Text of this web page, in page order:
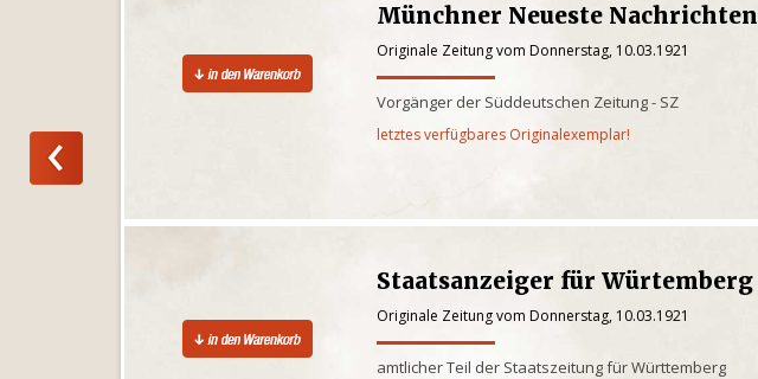
Münchner Neueste Nachrichten
Originale Zeitung vom Donnerstag, 10.03.1921
Vorgänger der Süddeutschen Zeitung - SZ
letztes verfügbares Originalexemplar!
Staatsanzeiger für Würtemberg
Originale Zeitung vom Donnerstag, 10.03.1921
amtlicher Teil der Staatszeitung für Württemberg